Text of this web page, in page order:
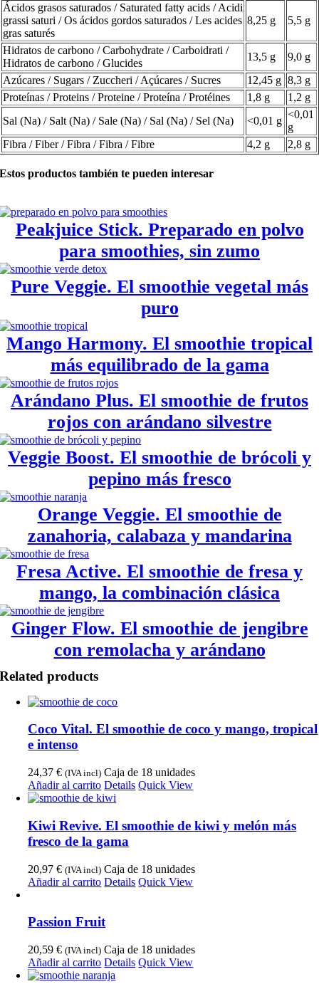
Ácidos grasos saturados / Saturated fatty acids / Acidi
grassi saturi / Os ácidos gordos saturados / Les acides
gras saturés
8,25 g 5,5 g
Hidratos de carbono / Carbohydrate / Carboidrati /
Hidratos de carbono / Glucides
13,5 g
9,0 g
Azúcares / Sugars / Zuccheri / Açúcares / Sucres
12,45 g 8,3 g
Proteínas / Proteins / Proteine / Proteína / Protéines
1,8 g
1,2 g
Sal (Na) / Salt (Na) / Sale (Na) / Sal (Na) / Sel (Na)
<0,01 g
<0,01
g
Fibra / Fiber / Fibra / Fibra / Fibre
4,2 g 2,8 g
Estos productos también te pueden interesar
Peakjuice Stick. Preparado en polvo
para smoothies, sin zumo
Pure Veggie. El smoothie vegetal más
puro
Mango Harmony. El smoothie tropical
más equilibrado de la gama
Arándano Plus. El smoothie de frutos
rojos con arándano silvestre
Veggie Boost. El smoothie de brócoli y
pepino más fresco
Orange Veggie. El smoothie de
zanahoria, calabaza y mandarina
Fresa Active. El smoothie de fresa y
mango, la combinación clásica
Ginger Flow. El smoothie de jengibre
con remolacha y arándano
Related products
Coco Vital. El smoothie de coco y mango, tropical
e intenso
24,37€ (IVA incl) Caja de 18 unidades
Añadir al carrito Details Quick View
Kiwi Revive. El smoothie de kiwi y melón más
fresco de la gama
20,97€ (IVA incl) Caja de 18 unidades
Añadir al carrito Details Quick View
Passion Fruit
20,59€ (IVA incl) Caja de 18 unidades
Añadir al carrito Details Quick View